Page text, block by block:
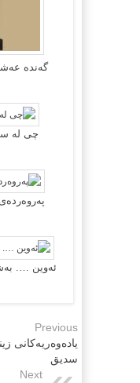
گه‌نده‌
چی لە
ئەوین ….
Previous
یاده‌وه‌ریه‌كانی
سدیق
Next